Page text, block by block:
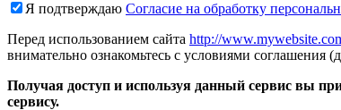
Я подтверждаю Согласие на обработку
Перед использованием сайта http://
внимательно ознакомьтесь с условиями соглашения
Получая доступ и используя данный сервис вы
сервису.